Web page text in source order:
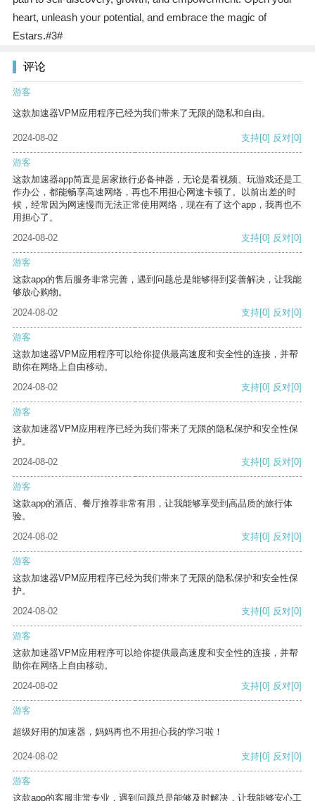
heart, unleash your potential, and embrace the magic of
Estars.#3#
评论
游客
这款加速器VPM应用程序已经为我们带来了无限的隐私和自由。
2024-08-02 支持[0] 反对[0]
游客
这款加速器app简直是居家旅行必备神器，无论是看视频、玩游戏还是工
作办公，都能畅享高速网络，再也不用担心网速卡顿了。以前出差的时
候，经常因为网速慢而无法正常使用网络，现在有了这个app，我再也不
用担心了。
2024-08-02
支持[0] 反对[0]
游客
这款app的售后服务非常完善，遇到问题总是能够得到妥善解决，让我能
够放心购物。
2024-08-02
支持[0] 反对[0]
游客
这款加速器VPM应用程序可以给你提供最高速度和安全性的连接，并帮
助你在网络上自由移动。
2024-08-02
支持[0] 反对[0]
游客
这款加速器VPM应用程序已经为我们带来了无限的隐私保护和安全性保
护。
2024-08-02
支持[0] 反对[0]
游客
这款app的酒店、餐厅推荐非常有用，让我能够享受到高品质的旅行体
验。
2024-08-02
支持[0] 反对[0]
游客
这款加速器VPM应用程序已经为我们带来了无限的隐私保护和安全性保
护。
2024-08-02
支持[0] 反对[0]
游客
这款加速器VPM应用程序可以给你提供最高速度和安全性的连接，并帮
助你在网络上自由移动。
2024-08-02
支持[0] 反对[0]
游客
超级好用的加速器，妈妈再也不用担心我的学习啦！
2024-08-02 支持[0] 反对[0]
游客
这款app的客服非常专业，遇到问题总是能够及时解决，让我能够安心工